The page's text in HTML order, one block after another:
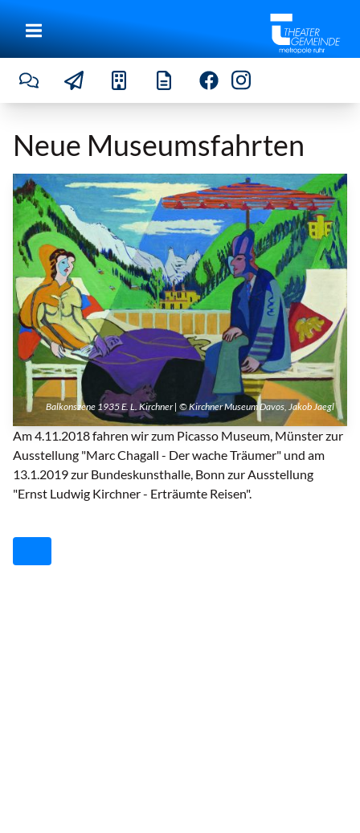
Neue Museumsfahrten
Am 4.11.2018 fahren wir zum Picasso Museum, Münster zur
Ausstellung "Marc Chagall - Der wache Träumer" und am
13.1.2019 zur Bundeskunsthalle, Bonn zur Ausstellung
"Ernst Ludwig Kirchner - Erträumte Reisen".
Balkonszene 1935 E. L. Kirchner | © Kirchner Museum Davos, Jakob Jaegl